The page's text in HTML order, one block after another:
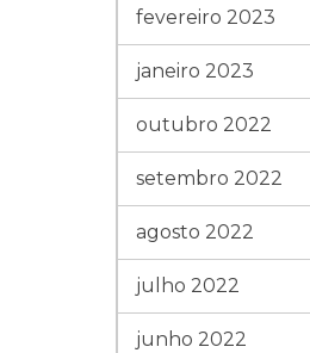
fevereiro 2023
janeiro 2023
outubro 2022
setembro 2022
agosto 2022
julho 2022
junho 2022